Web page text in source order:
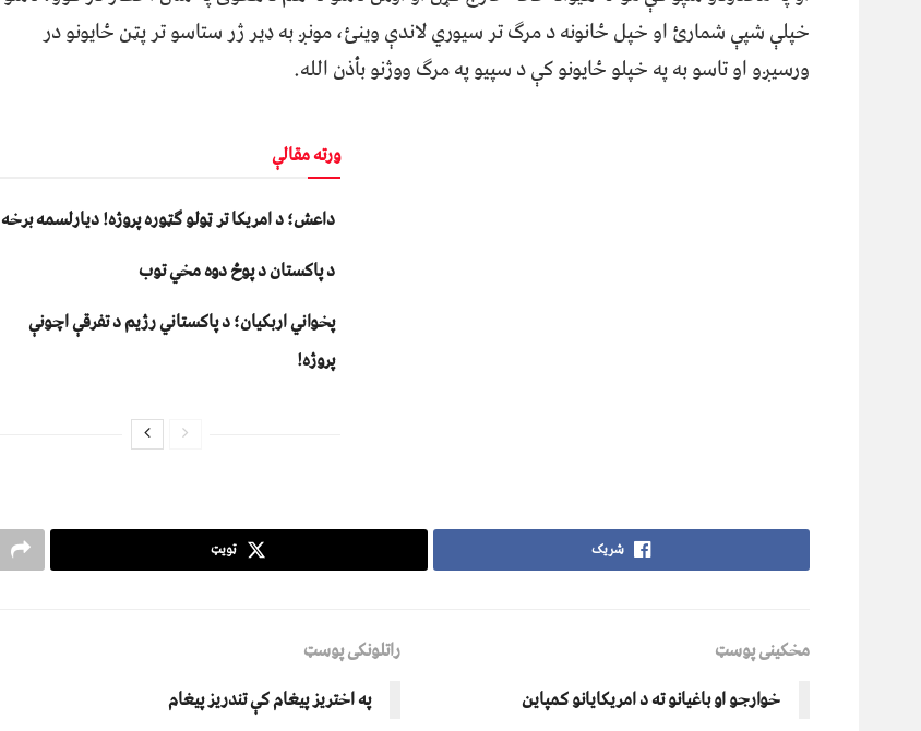
خپلې شپې شمارﺉ او خپل ځانونه د مرګ تر سیوري لاندې وینئ، مونږ به ډیر ژر ستاسو تر پټن ځایونو در
ورسیږو او تاسو به په خپلو ځایونو کې د سپیو په مرګ ووژنو بأذن الله.
ورته مقالې
داعش؛ د امریکا تر ټولو ګټوره پروژه! دیارلسمه برخه
د پاکستان د پوځ دوه مخي توب
پخواني اربکیان؛ د پاکستاني رژیم د تفرقې اچونې
پروژه!
شریک ټویټ
مخکینی پوسټ
خوارجو او باغيانو ته د امريکايانو کمپاين
راتلونکی پوسټ
په اختریز پیغام کې تندریز پیغام